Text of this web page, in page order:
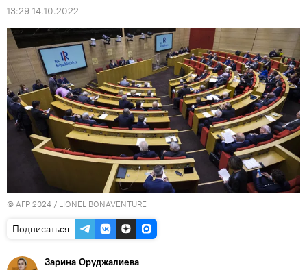
13:29 14.10.2022
© AFP 2024 / LIONEL BONAVENTURE
Подписаться
Зарина Оруджалиева